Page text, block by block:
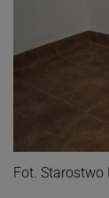
Fot. Starostwo